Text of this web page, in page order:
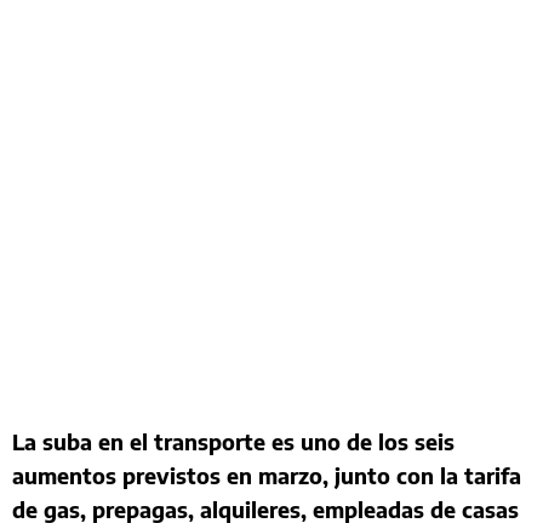
La suba en el transporte es uno de los seis
aumentos previstos en marzo, junto con la tarifa
de gas, prepagas, alquileres, empleadas de casas